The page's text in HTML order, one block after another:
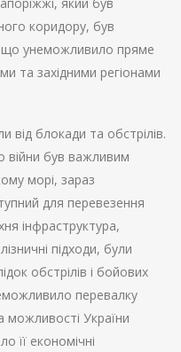
коридору, був
що унеможливило пряме
та західними регіонами
блокади та обстрілів.
війни був важливим
морі, зараз
для перевезення
інфраструктура,
підходи, були
обстрілів і бойових
перевалку
можливості України
її економічні